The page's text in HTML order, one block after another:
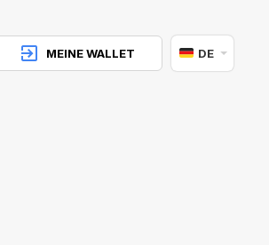
MEINE WALLET DE